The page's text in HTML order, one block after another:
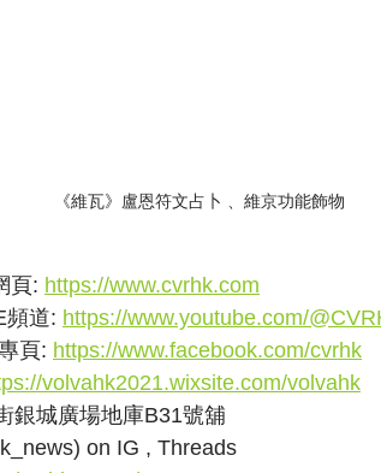
《維瓦》盧恩符文占卜 、維京功能飾物
頁: https://www.cvrhk.com
頻道: https://www.youtube.com/
頁: https://www.facebook.com/cvrhk
volvahk2021.wixsite.com/volvahk
銀城廣場地庫B31號舖
on IG , Threads